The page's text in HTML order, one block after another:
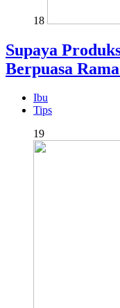
18
Supaya
Berpuasa
Ibu
Tips
19